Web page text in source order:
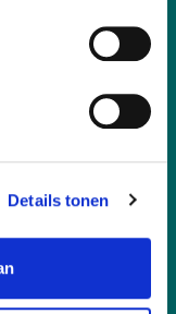
Details tonen